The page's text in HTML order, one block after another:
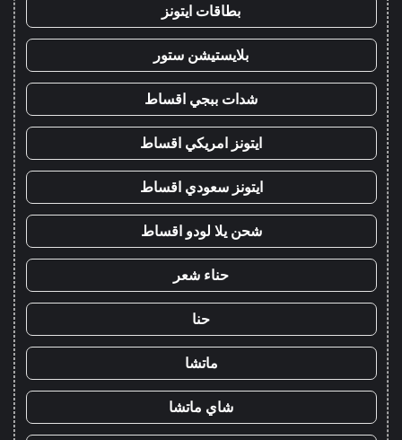
بطاقات ايتونز
بلايستيشن ستور
شدات ببجي اقساط
ايتونز امريكي اقساط
ايتونز سعودي اقساط
شحن يلا لودو اقساط
حناء شعر
حنا
ماتشا
شاي ماتشا